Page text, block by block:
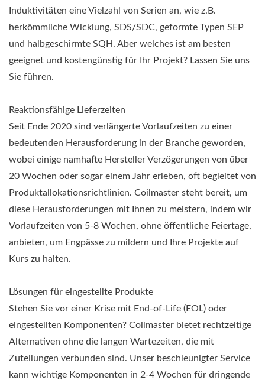
Induktivitäten eine Vielzahl von Serien an, wie z.B.
herkömmliche Wicklung, SDS/SDC, geformte Typen SEP
und halbgeschirmte SQH. Aber welches ist am besten
geeignet und kostengünstig für Ihr Projekt? Lassen Sie uns
Sie führen.
Reaktionsfähige Lieferzeiten
Seit Ende 2020 sind verlängerte Vorlaufzeiten zu einer
bedeutenden Herausforderung in der Branche geworden,
wobei einige namhafte Hersteller Verzögerungen von über
20 Wochen oder sogar einem Jahr erleben, oft begleitet von
Produktallokationsrichtlinien. Coilmaster steht bereit, um
diese Herausforderungen mit Ihnen zu meistern, indem wir
Vorlaufzeiten von 5-8 Wochen, ohne öffentliche Feiertage,
anbieten, um Engpässe zu mildern und Ihre Projekte auf
Kurs zu halten.
Lösungen für eingestellte Produkte
Stehen Sie vor einer Krise mit End-of-Life (EOL) oder
eingestellten Komponenten? Coilmaster bietet rechtzeitige
Alternativen ohne die langen Wartezeiten, die mit
Zuteilungen verbunden sind. Unser beschleunigter Service
kann wichtige Komponenten in 2-4 Wochen für dringende